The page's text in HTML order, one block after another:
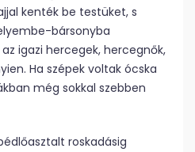
kenték be testüket, s
bársonyba
igazi hercegek, hercegnők,
Ha szépek voltak ócska
még sokkal szebben
roskadásig